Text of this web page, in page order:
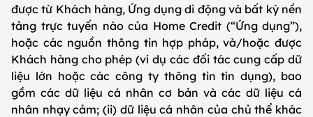
được từ Khách hàng, Ứng dụng di động và bất kỳ nền
tảng trực tuyến nào của Home Credit (“Ứng dụng”),
hoặc các nguồn thông tin hợp pháp, và/hoặc được
Khách hàng cho phép (ví dụ các đối tác cung cấp dữ
liệu lớn hoặc các công ty thông tin tín dụng), bao
gồm các dữ liệu cá nhân cơ bản và các dữ liệu cá
nhân nhạy cảm; (ii) dữ liệu cá nhân của chủ thể khác